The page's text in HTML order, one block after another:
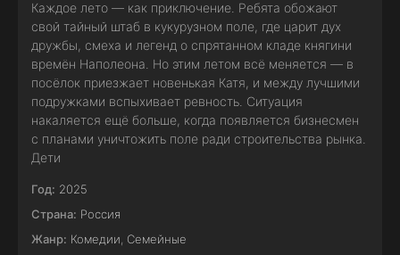
Каждое лето — как приключение. Ребята обожают
свой тайный штаб в кукурузном поле, где царит дух
дружбы, смеха и легенд о спрятанном кладе княгини
времён Наполеона. Но этим летом всё меняется — в
посёлок приезжает новенькая Катя, и между лучшими
подружками вспыхивает ревность. Ситуация
накаляется ещё больше, когда появляется бизнесмен
с планами уничтожить поле ради строительства рынка.
Дети
Год: 2025
Страна: Россия
Жанр: Комедии Семейные